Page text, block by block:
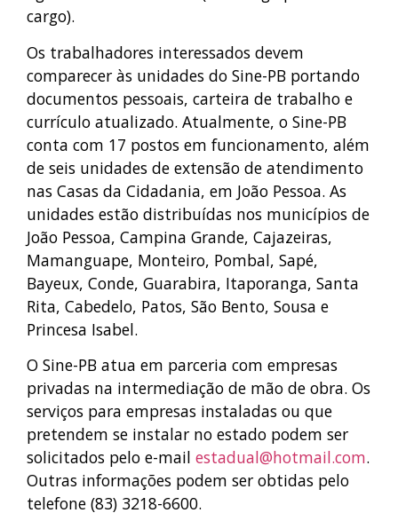
cargo).
Os trabalhadores interessados devem
comparecer às unidades do Sine-PB portando
documentos pessoais, carteira de trabalho e
currículo atualizado. Atualmente, o Sine-PB
conta com 17 postos em funcionamento, além
de seis unidades de extensão de atendimento
nas Casas da Cidadania, em João Pessoa. As
unidades estão distribuídas nos municípios de
João Pessoa, Campina Grande, Cajazeiras,
Mamanguape, Monteiro, Pombal, Sapé,
Bayeux, Conde, Guarabira, Itaporanga, Santa
Rita, Cabedelo, Patos, São Bento, Sousa e
Princesa Isabel.
O Sine-PB atua em parceria com empresas
privadas na intermediação de mão de obra. Os
serviços para empresas instaladas ou que
pretendem se instalar no estado podem ser
solicitados pelo e-mail estadual@hotmail.com.
Outras informações podem ser obtidas pelo
telefone (83) 3218-6600.